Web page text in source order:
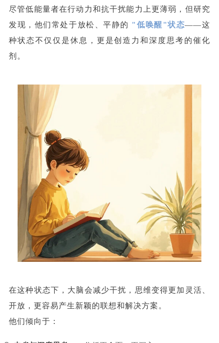
尽管低能量者在行动力和抗干扰能力上更薄弱，但研究
发现，他们常处于放松、平静的 "低唤醒"状态——这
种状态不仅仅是休息，更是创造力和深度思考的催化
剂。
在这种状态下，大脑会减少干扰，思维变得更加灵活、
开放，更容易产生新颖的联想和解决方案。
他们倾向于：